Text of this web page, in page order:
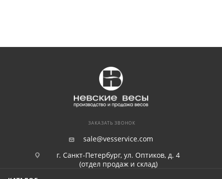
ЗАКАЗАТЬ ЗВОНОК
sale@vesservice.com
г. Санкт-Петербург, ул. Оптиков, д. 4
(отдел продаж и склад)